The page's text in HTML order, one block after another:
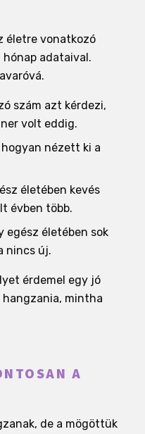
életre vonatkozó
adataival.
szám azt kérdezi,
volt eddig.
nézett ki a
életében kevés
évben több.
egész életében sok
nincs új.
érdemel egy jó
hangzania, mintha
A
de a mögöttük